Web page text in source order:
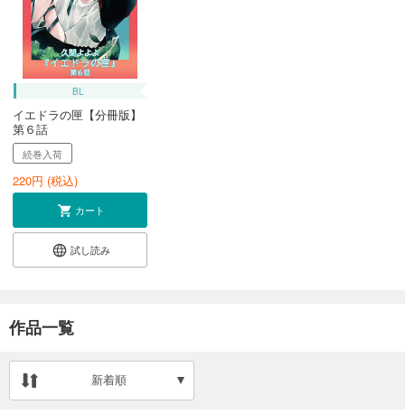
BL
イエドラの匣【分冊版】
第６話
続巻入荷
220円 (税込)
カート
試し読み
作品一覧
新着順